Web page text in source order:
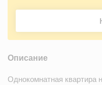
Описание
Однокомнатная квартира